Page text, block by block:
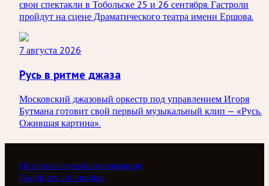
свои спектакли в Тобольске 25 и 26 сентября. Гастроли
пройдут на сцене Драматического театра имени Ершова.
7 августа 2026
Русь в ритме джаза
Московский джазовый оркестр под управлением Игоря
Бутмана готовит свой первый музыкальный клип — «Русь.
Ожившая картина».
Оставить отзыв или пожелание
Сообщить об ошибке